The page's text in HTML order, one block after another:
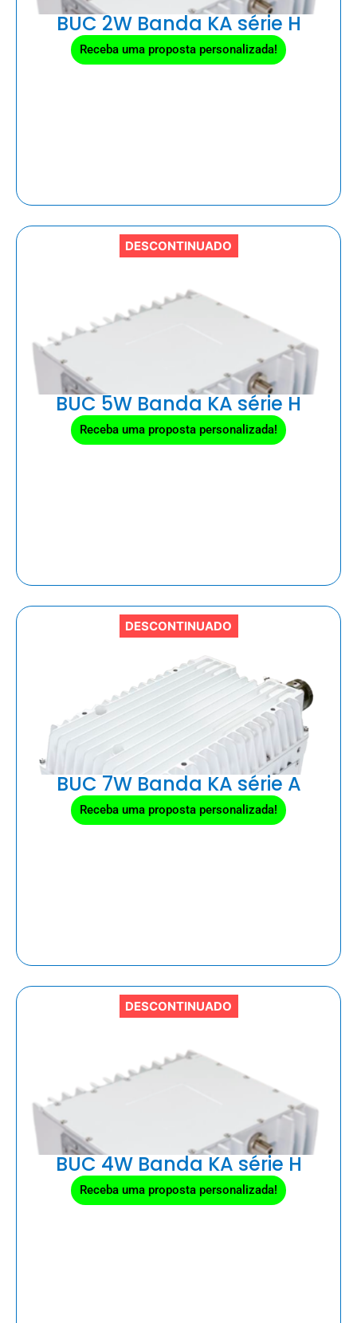
BUC 2W Banda KA série H
Receba uma proposta personalizada!
DESCONTINUADO
BUC 5W Banda KA série H
Receba uma proposta personalizada!
DESCONTINUADO
BUC 7W Banda KA série A
Receba uma proposta personalizada!
DESCONTINUADO
BUC 4W Banda KA série H
Receba uma proposta personalizada!